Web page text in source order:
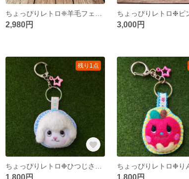
2,980円 3,000円
残り1点
1,800円 1,800円